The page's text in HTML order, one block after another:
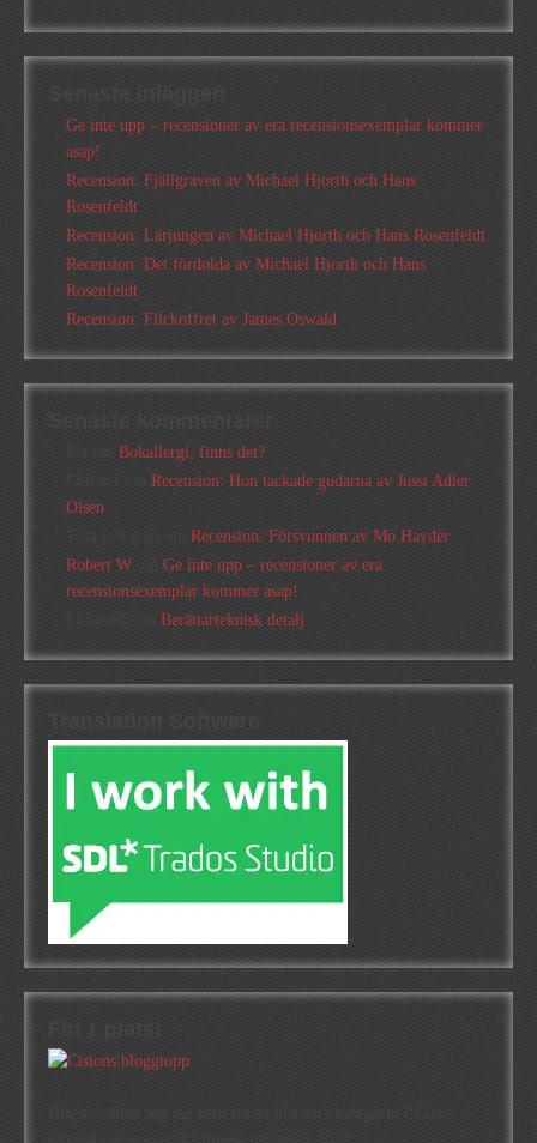
Ge inte upp – recensioner av era recensionsexemplar kommer
asap!
Recension: Fjällgraven av Michael Hjorth och Hans
Rosenfeldt
Recension: Lärjungen av Michael Hjorth och Hans Rosenfeldt
Recension: Det fördolda av Michael Hjorth och Hans
Rosenfeldt
Recension: Flickoffret av James Oswald
Senaste kommentarer
Bokallergi, finns det?
Recension: Hon tackade gudarna av Jussi Adler
Olsen
Tina Lövgren
Recension: Försvunnen av Mo Hayder
Robert Wom Ge inte upp – recensioner av era
recensionsexemplar kommer asap!
Berättarteknisk detalj